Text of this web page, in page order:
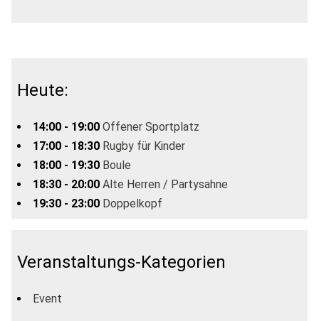
Heute:
14:00 - 19:00 Offener Sportplatz
17:00 - 18:30 Rugby für Kinder
18:00 - 19:30 Boule
18:30 - 20:00 Alte Herren / Partysahne
19:30 - 23:00 Doppelkopf
Veranstaltungs-Kategorien
Event